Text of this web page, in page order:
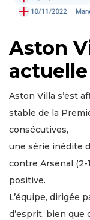
Aston
actuelle
Aston Villa s’est
stable de la
consécutives,
une série inédite
contre Arsenal
positive.
L’équipe, dirigée
d’esprit, bien